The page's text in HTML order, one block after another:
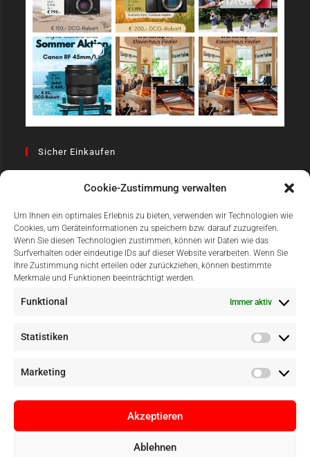
Cookie-Zustimmung verwalten
Um Ihnen ein optimales Erlebnis zu bieten, verwenden wir Technologien wie
Cookies, um Geräteinformationen zu speichern bzw. darauf zuzugreifen.
Wenn Sie diesen Technologien zustimmen, können wir Daten wie das
Surfverhalten oder eindeutige IDs auf dieser Website verarbeiten. Wenn Sie
Ihre Zustimmung nicht erteilen oder zurückziehen, können bestimmte
Merkmale und Funktionen beeinträchtigt werden.
Funktional Immer aktiv
Statistiken
Marketing
Akzeptieren
Ablehnen
Sicher Einkaufen
Einfach Online Bezahlen